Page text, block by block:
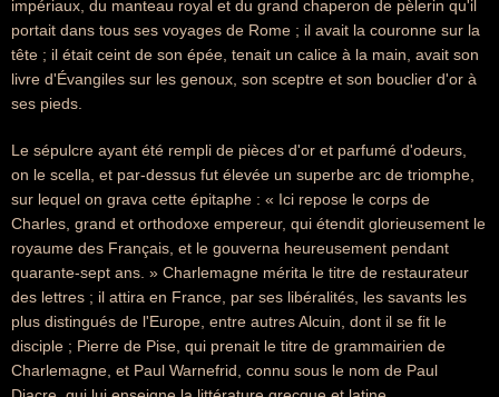
impériaux, du manteau royal et du grand chaperon de pèlerin qu'il
portait dans tous ses voyages de Rome ; il avait la couronne sur la
tête ; il était ceint de son épée, tenait un calice à la main, avait son
livre d'Évangiles sur les genoux, son sceptre et son bouclier d'or à
ses pieds.
Le sépulcre ayant été rempli de pièces d'or et parfumé d'odeurs,
on le scella, et par-dessus fut élevée un superbe arc de triomphe,
sur lequel on grava cette épitaphe : « Ici repose le corps de
Charles, grand et orthodoxe empereur, qui étendit glorieusement le
royaume des Français, et le gouverna heureusement pendant
quarante-sept ans. » Charlemagne mérita le titre de restaurateur
des lettres ; il attira en France, par ses libéralités, les savants les
plus distingués de l'Europe, entre autres Alcuin, dont il se fit le
disciple ; Pierre de Pise, qui prenait le titre de grammairien de
Charlemagne, et Paul Warnefrid, connu sous le nom de Paul